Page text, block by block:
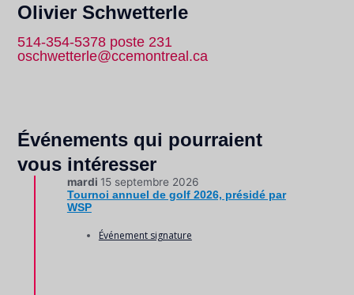
Olivier Schwetterle
514-354-5378 poste 231
oschwetterle@ccemontreal.ca
Événements qui pourraient
vous intéresser
mardi 15 septembre 2026
Tournoi annuel de golf 2026, présidé par
WSP
Événement signature